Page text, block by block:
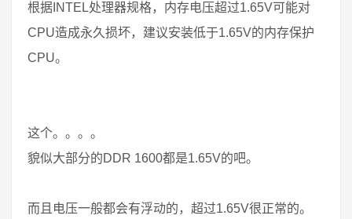
根据INTEL处理器规格，内存电压超过1.65V可能对
CPU造成永久损坏，建议安装低于1.65V的内存保护
CPU。
这个。。。。
貌似大部分的DDR 1600都是1.65V的吧。
而且电压一般都会有浮动的，超过1.65V很正常的。